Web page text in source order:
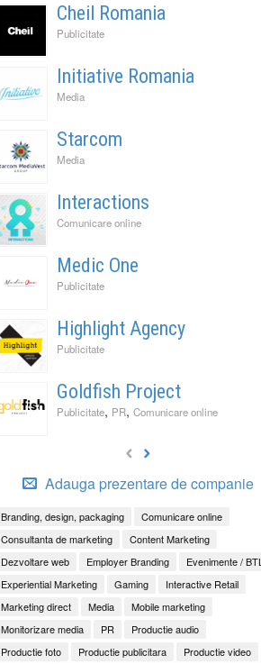
Cheil Romania
Publicitate
Initiative Romania
Media
Starcom
Media
Interactions
Comunicare online
Medic One
Publicitate
Highlight Agency
Publicitate
Goldfish Project
Publicitate, PR, Comunicare online
Adauga prezentare de companie
Branding, design, packaging
Comunicare online
Consultanta de marketing
Content Marketing
Dezvoltare web
Employer Branding
Evenimente / BTL
Experiential Marketing
Gaming
Interactive Retail
Marketing direct
Media
Mobile marketing
Monitorizare media
PR
Productie audio
Productie foto
Productie publicitara
Productie video